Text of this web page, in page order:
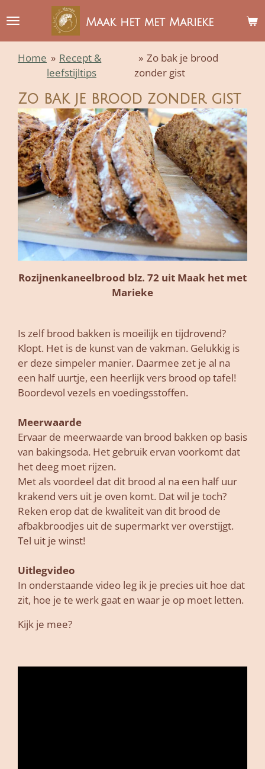
direct
naar
hoofdinhoud
Maak het met Marieke
Home » Recept &
leefstijltips
» Zo bak je brood
zonder gist
Zo bak je brood zonder gist
Rozijnenkaneelbrood blz. 72 uit Maak het met
Marieke
Is zelf brood bakken is moeilijk en tijdrovend?
Klopt. Het is de kunst van de vakman. Gelukkig is
er deze simpeler manier. Daarmee zet je al na
een half uurtje, een heerlijk vers brood op tafel!
Boordevol vezels en voedingsstoffen.
Meerwaarde
Ervaar de meerwaarde van brood bakken op basis
van bakingsoda. Het gebruik ervan voorkomt dat
het deeg moet rijzen.
Met als voordeel dat dit brood al na een half uur
krakend vers uit je oven komt. Dat wil je toch?
Reken erop dat de kwaliteit van dit brood de
afbakbroodjes uit de supermarkt ver overstijgt.
Tel uit je winst!
Uitlegvideo
In onderstaande video leg ik je precies uit hoe dat
zit, hoe je te werk gaat en waar je op moet letten.
Kijk je mee?